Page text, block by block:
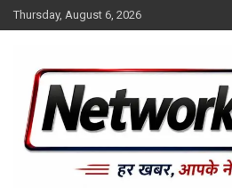
Skip
to
Thursday, August 6, 2026